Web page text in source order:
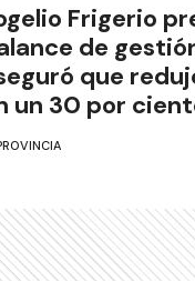
Frigerio
de
que
un 30 por